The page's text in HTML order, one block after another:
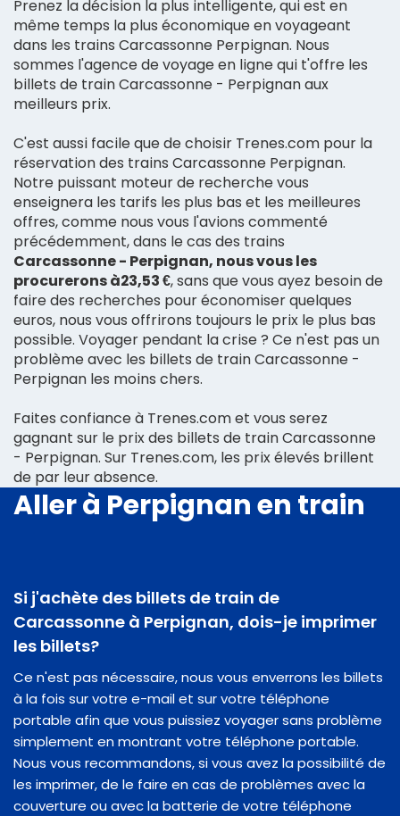
Prenez la décision la plus intelligente, qui est en
même temps la plus économique en voyageant
dans les trains Carcassonne Perpignan. Nous
sommes l'agence de voyage en ligne qui t'offre les
billets de train Carcassonne - Perpignan aux
meilleurs prix.
C'est aussi facile que de choisir Trenes.com pour la
réservation des trains Carcassonne Perpignan.
Notre puissant moteur de recherche vous
enseignera les tarifs les plus bas et les meilleures
offres, comme nous vous l'avions commenté
précédemment, dans le cas des trains
Carcassonne - Perpignan, nous vous les
procurerons à23,53 €, sans que vous ayez besoin de
faire des recherches pour économiser quelques
euros, nous vous offrirons toujours le prix le plus bas
possible. Voyager pendant la crise ? Ce n'est pas un
problème avec les billets de train Carcassonne -
Perpignan les moins chers.
Faites confiance à Trenes.com et vous serez
gagnant sur le prix des billets de train Carcassonne
- Perpignan. Sur Trenes.com, les prix élevés brillent
de par leur absence.
Aller à Perpignan en train
Si j'achète des billets de train de
Carcassonne à Perpignan, dois-je imprimer
les billets?
Ce n'est pas nécessaire, nous vous enverrons les billets
à la fois sur votre e-mail et sur votre téléphone
portable afin que vous puissiez voyager sans problème
simplement en montrant votre téléphone portable.
Nous vous recommandons, si vous avez la possibilité de
les imprimer, de le faire en cas de problèmes avec la
couverture ou avec la batterie de votre téléphone